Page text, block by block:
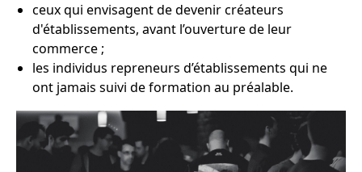
ceux qui envisagent de devenir créateurs
d'établissements, avant l’ouverture de leur
commerce ;
les individus repreneurs d’établissements qui ne
ont jamais suivi de formation au préalable.